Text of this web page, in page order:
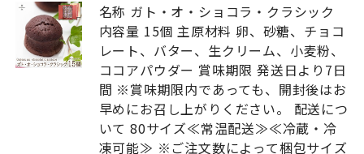
名称 ガト・オ・ショコラ・クラシック
内容量 15個 主原材料 卵、砂糖、チョコ
レート、バター、生クリーム、小麦粉、
ココアパウダー 賞味期限 発送日より7日
間 ※賞味期限内であっても、開封後はお
早めにお召し上がりください。 配送につ
いて 80サイズ≪常温配送≫≪冷蔵・冷
凍可能≫ ※ご注文数によって梱包サイズ